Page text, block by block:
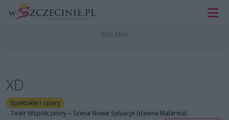
XD
Spektakle i opery
Teatr Współczesny – Scena Nowe Sytuacje (dawna Malarnia)